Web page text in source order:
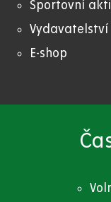
Sportovní
Vydavatelství
E-shop